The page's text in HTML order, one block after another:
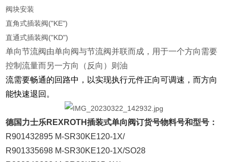
阀块安装
直角式插装阀("KE")
直通式插装阀("KD")
单向节流阀由单向阀与节流阀并联而成，用于一个方向需要
控制流量而另一方向（反向）则油
流需要畅通的回路中，以实现执行元件正向可调速，而方向
能快速退回。
德国力士乐REXROTH插装式单向阀订货号物料号和型号：
R901432895 M-SR30KE120-1X/
R901335698 M-SR30KE120-1X/SO28